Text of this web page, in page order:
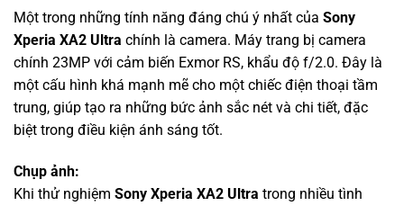
Một trong những tính năng đáng chú ý nhất của Sony
Xperia XA2 Ultra chính là camera. Máy trang bị camera
chính 23MP với cảm biến Exmor RS, khẩu độ f/2.0. Đây là
một cấu hình khá mạnh mẽ cho một chiếc điện thoại tầm
trung, giúp tạo ra những bức ảnh sắc nét và chi tiết, đặc
biệt trong điều kiện ánh sáng tốt.
Chụp ảnh:
Khi thử nghiệm Sony Xperia XA2 Ultra trong nhiều tình